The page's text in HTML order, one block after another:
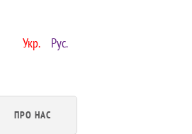
Укр. Рус.
ПРО НАС